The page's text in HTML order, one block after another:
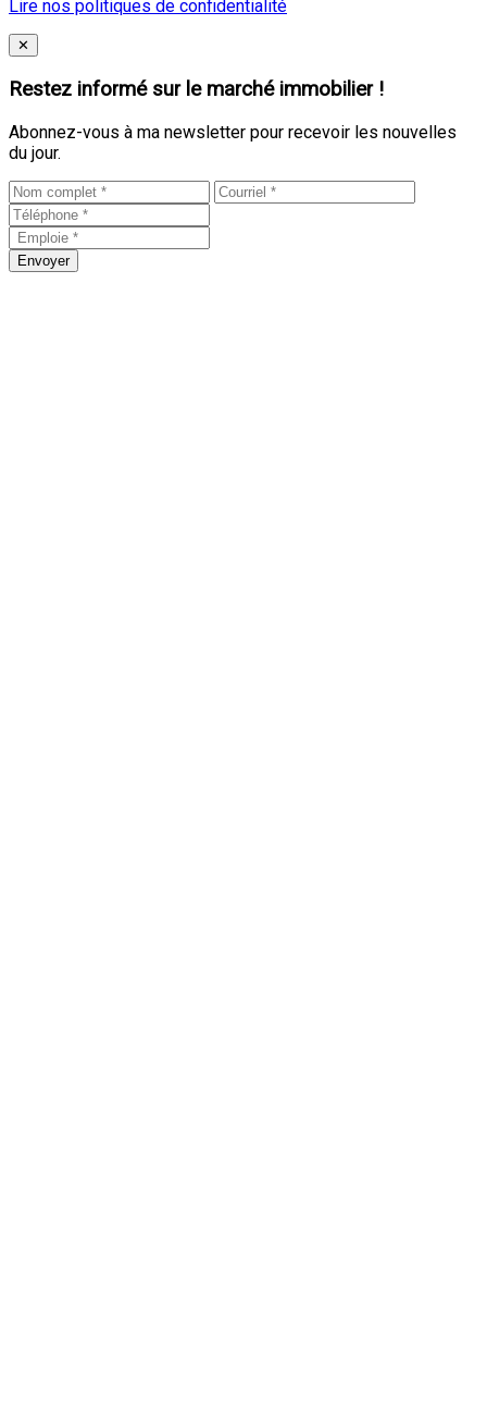
Lire nos politiques de confidentialité
Close
✕
Restez informé sur le marché immobilier !
Abonnez-vous à ma newsletter pour recevoir les nouvelles
du jour.
Envoyer